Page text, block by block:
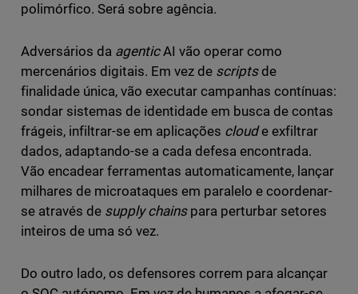
polimórfico. Será sobre agência.
Adversários da agenticAI vão operar como
mercenários digitais. Em vez de scriptsde
finalidade única, vão executar campanhas contínuas:
sondar sistemas de identidade em busca de contas
frágeis, infiltrar-se em aplicações cloude exfiltrar
dados, adaptando-se a cada defesa encontrada.
Vão encadear ferramentas automaticamente, lançar
milhares de microataques em paralelo e coordenar-
se através de supply chainspara perturbar setores
inteiros de uma só vez.
Do outro lado, os defensores correm para alcançar